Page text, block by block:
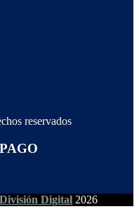
reservados
División Digital 2026